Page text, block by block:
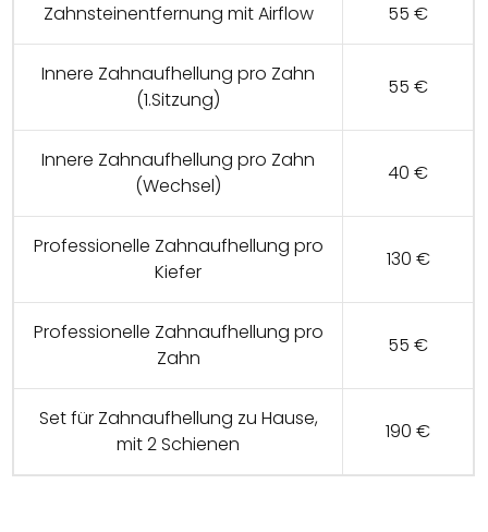
Zahnsteinentfernung mit Airflow 55 €
Innere Zahnaufhellung pro Zahn
(1.Sitzung)
55 €
Innere Zahnaufhellung pro Zahn
(Wechsel)
40 €
Professionelle Zahnaufhellung pro
Kiefer
130 €
Professionelle Zahnaufhellung pro
Zahn
55 €
Set für Zahnaufhellung zu Hause,
mit 2 Schienen
190 €